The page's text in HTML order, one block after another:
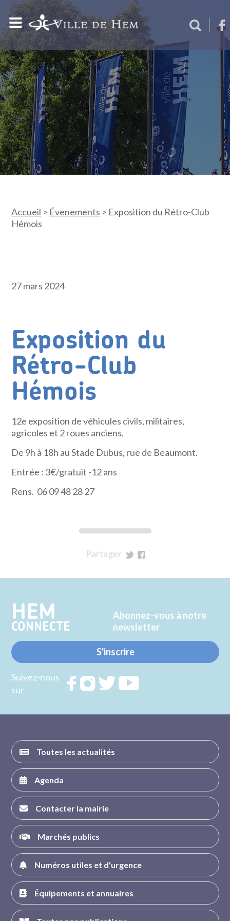
Accueil > Évenements > Exposition du Rétro-Club
Hémois
27 mars 2024
Exposition du
Rétro-Club
Hémois
12e exposition de véhicules civils, militaires,
agricoles et 2 roues anciens.
De 9h à 18h au Stade Dubus, rue de Beaumont.
Entrée : 3€/gratuit -12 ans
Rens. 06 09 48 28 27
Partager
Twitter
Facebook
HEM
CONNECTE
Abonnez-vous à notre
newsletter
S'inscrire
Suivez-nous
sur
RejoignezRejoignezRejoignez
Toutes les actualités
Agenda
Contacter la mairie
Marchés publics
Numéros utiles et d'urgence
Équipements et annuaires